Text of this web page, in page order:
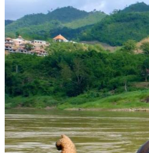
Vat Phou
Plateau des Boloven
Nos circuits
Organisation
Petit groupe
Sur-mesure
Ambiance
Famille
Classique
Nature
Luxe
Où et quand partir ?
Printemps
Eté